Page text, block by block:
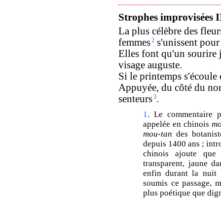
Strophes improvisées
La plus célèbre des
femmes2 s'unissent
Elles font qu'un sourire
visage auguste.
Si le printemps
Appuyée, du côté du
senteurs3.
1. Le commentaire
appelée en chinois
mou-tan des
depuis 1400 ans ;
chinois ajoute
transparent, jaune
enfin durant la nuit
soumis ce passage,
plus poétique que